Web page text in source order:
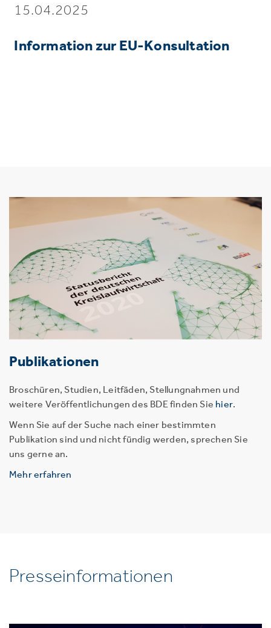
15.04.2025
Information zur EU-Konsultation
Publikationen
Broschüren, Studien, Leitfäden, Stellungnahmen und
weitere Veröffentlichungen des BDE finden Sie hier.
Wenn Sie auf der Suche nach einer bestimmten
Publikation sind und nicht fündig werden, sprechen Sie
uns gerne an.
Mehr erfahren
Presseinformationen